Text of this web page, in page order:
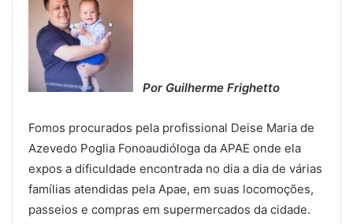
Por Guilherme Frighetto
Fomos procurados pela profissional Deise Maria de
Azevedo Poglia Fonoaudióloga da APAE onde ela
expos a dificuldade encontrada no dia a dia de várias
famílias atendidas pela Apae, em suas locomoções,
passeios e compras em supermercados da cidade.